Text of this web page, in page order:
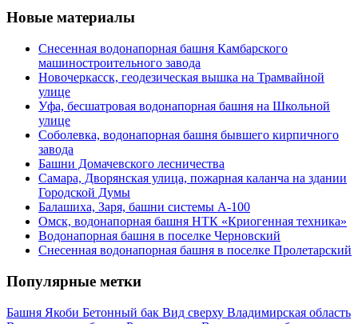
Новые материалы
Снесенная водонапорная башня Камбарского
машиностроительного завода
Новочеркасск, геодезическая вышка на Трамвайной
улице
Уфа, бесшатровая водонапорная башня на Школьной
улице
Соболевка, водонапорная башня бывшего кирпичного
завода
Башни Домачевского лесничества
Самара, Дворянская улица, пожарная каланча на здании
Городской Думы
Балашиха, Заря, башни системы А-100
Омск, водонапорная башня НТК «Криогенная техника»
Водонапорная башня в поселке Черновский
Снесенная водонапорная башня в поселке Пролетарский
Популярные метки
Башня Якоби Бетонный бак Вид сверху Владимирская область